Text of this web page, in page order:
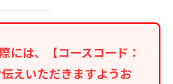
ットはございません。
カテゴリのご指定が出来
には、【コースコード：
えいただきますようお